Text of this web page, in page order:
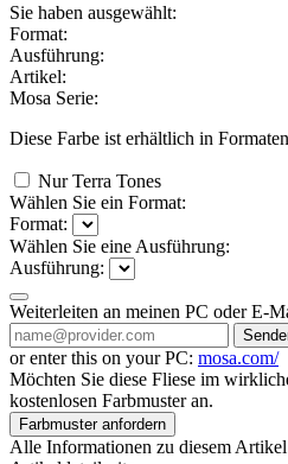
Sie haben ausgewählt:
Format:
Ausführung:
Artikel:
Mosa Serie:
Diese Farbe ist erhältlich in
Nur Terra Tones
Wählen Sie ein Format:
Format:
Wählen Sie eine Ausführung:
Ausführung:
Weiterleiten an meinen PC oder E-
or enter this on your PC: mosa.com/
Möchten Sie diese Fliese im
kostenlosen Farbmuster an.
Farbmuster anfordern
Alle Informationen zu diesem